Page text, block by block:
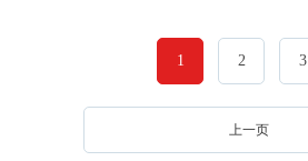
1 2 3
上一页